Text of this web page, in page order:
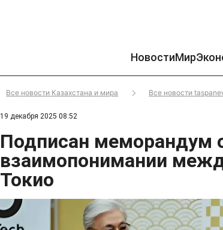
НовостиМир
Все новости Казахстана и мира Все новости
19 декабря 2025 08:52
Подписан меморандум
взаимопонимании
Токио